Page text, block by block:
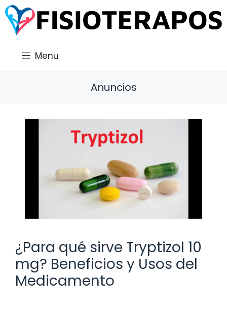
Saltar
al
contenido
Menu
Anuncios
¿Para qué sirve Tryptizol 10
mg? Beneficios y Usos del
Medicamento